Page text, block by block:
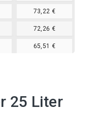
73,22 €
72,26 €
65,51 €
25 Liter